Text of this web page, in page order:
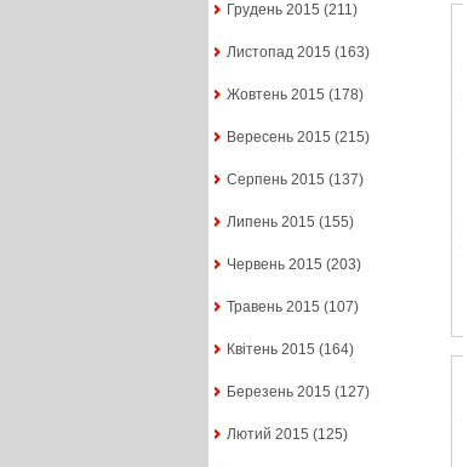
Грудень 2015 (211)
Листопад 2015 (163)
Жовтень 2015 (178)
Вересень 2015 (215)
Серпень 2015 (137)
Липень 2015 (155)
Червень 2015 (203)
Травень 2015 (107)
Квітень 2015 (164)
Березень 2015 (127)
Лютий 2015 (125)